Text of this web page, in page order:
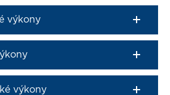
výkony
výkony